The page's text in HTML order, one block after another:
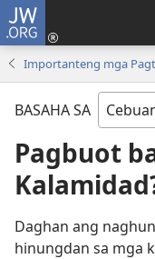
JW.ORG
BASAHA SA
Pagbuot
Daghan ang
hinungdan sa mga